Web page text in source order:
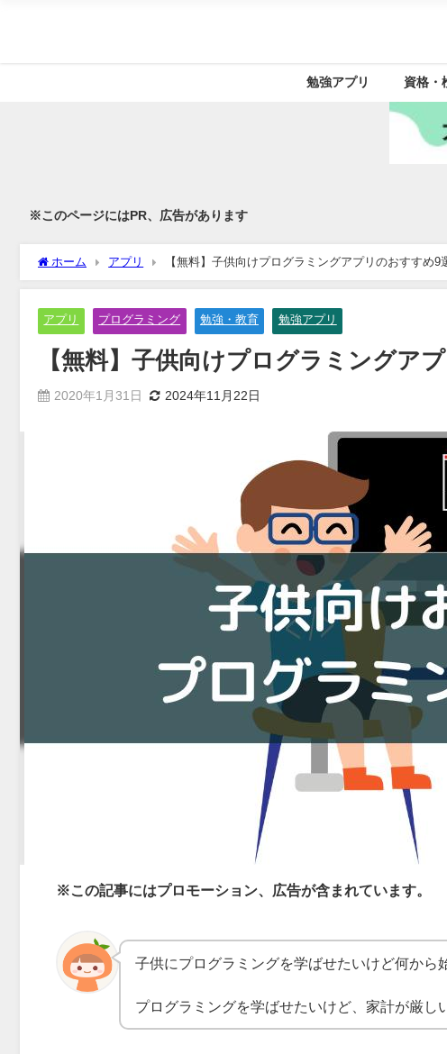
勉強アプリ 資格・
※このページにはPR、広告があります
ホーム アプリ 【無料】子供向けプログラミングアプリのおすすめ9
アプリ プログラミング 勉強・教育 勉強アプリ
【無料】子供向けプログラミングア
2020年1月31日 2024年11月22日
※この記事にはプロモーション、広告が含まれています。
子供にプログラミングを学ばせたいけど何から
プログラミングを学ばせたいけど、家計が厳し